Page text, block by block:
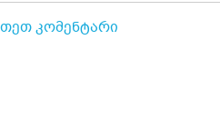
კომენტარი